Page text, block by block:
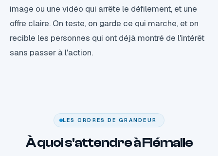
image ou une vidéo qui arrête le défilement, et une
offre claire. On teste, on garde ce qui marche, et on
recible les personnes qui ont déjà montré de l'intérêt
sans passer à l'action.
LES ORDRES DE GRANDEUR
À quoi s'attendre à Flémalle